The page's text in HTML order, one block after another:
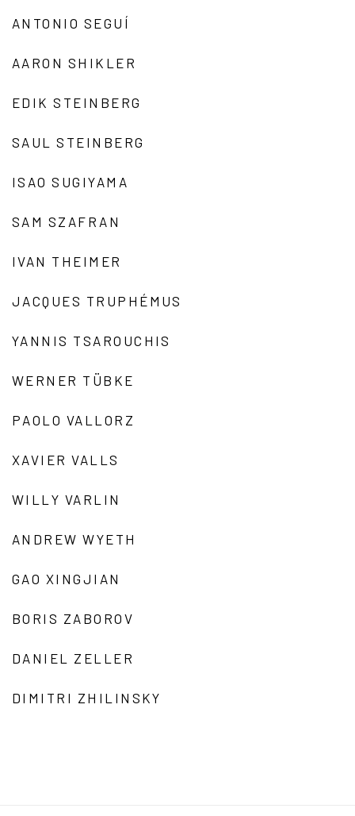
ANTONIO SEGUÍ
AARON SHIKLER
EDIK STEINBERG
SAUL STEINBERG
ISAO SUGIYAMA
SAM SZAFRAN
IVAN THEIMER
JACQUES TRUPHÉMUS
YANNIS TSAROUCHIS
WERNER TÜBKE
PAOLO VALLORZ
XAVIER VALLS
WILLY VARLIN
ANDREW WYETH
GAO XINGJIAN
BORIS ZABOROV
DANIEL ZELLER
DIMITRI ZHILINSKY